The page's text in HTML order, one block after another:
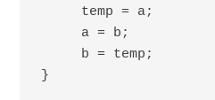
     temp = a;
     a = b;
     b = temp;
}